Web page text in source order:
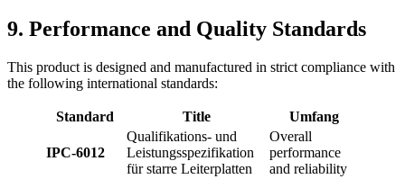
9. Performance and Quality Standards
This product is designed and manufactured in strict compliance with
the following international standards:
Standard Title Umfang
IPC‑6012
Qualifikations- und
Leistungsspezifikation
für starre Leiterplatten
Overall
performance
and reliability